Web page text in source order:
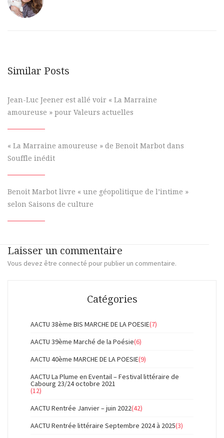
Similar Posts
Jean-Luc Jeener est allé voir « La Marraine
amoureuse » pour Valeurs actuelles
« La Marraine amoureuse » de Benoit Marbot dans
Souffle inédit
Benoit Marbot livre « une géopolitique de l’intime »
selon Saisons de culture
Laisser un commentaire
Vous devez être connecté pour publier un commentaire.
Catégories
AACTU 38ème BIS MARCHE DE LA POESIE(7)
AACTU 39ème Marché de la Poésie(6)
AACTU 40ème MARCHE DE LA POESIE(9)
AACTU La Plume en Eventail – Festival littéraire de
Cabourg 23/24 octobre 2021
(12)
AACTU Rentrée Janvier – juin 2022(42)
AACTU Rentrée littéraire Septembre 2024 à 2025(3)